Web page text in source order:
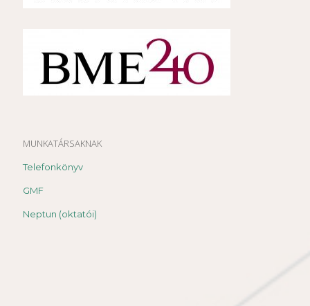
MUNKATÁRSAKNAK
Telefonkönyv
GMF
Neptun (oktatói)